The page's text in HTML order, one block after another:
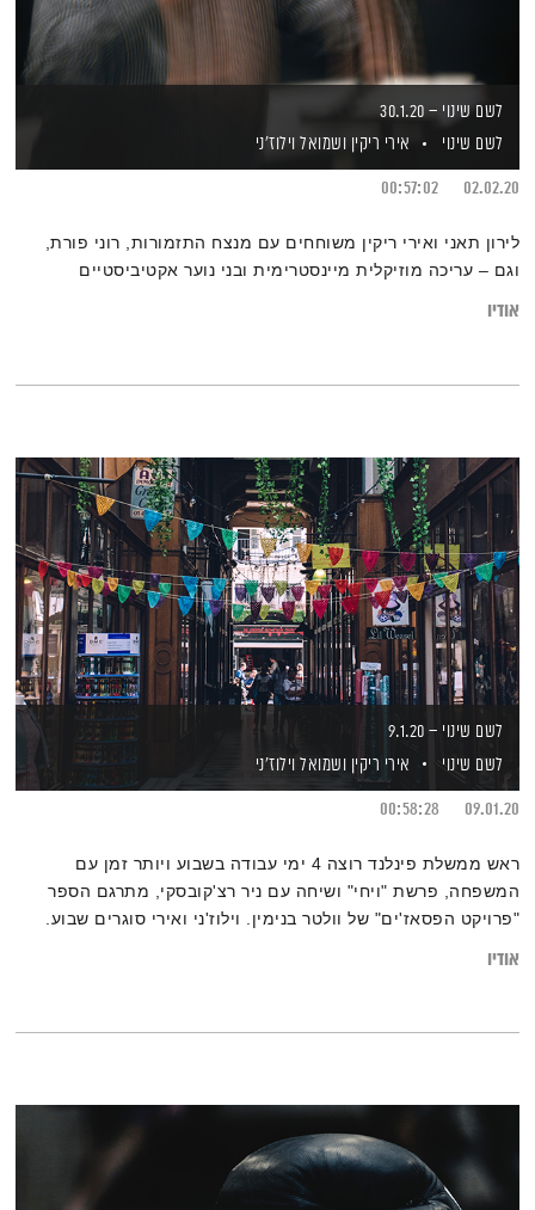
לשם שינוי – 30.1.20
לשם שינוי
אירי ריקין ושמואל וילוז'ני
02.02.20
00:57:02
לירון תאני ואירי ריקין משוחחים עם מנצח התזמורות, רוני פורת,
וגם – עריכה מוזיקלית מיינסטרימית ובני נוער אקטיביסטיים
אודיו
לשם שינוי – 9.1.20
לשם שינוי
אירי ריקין ושמואל וילוז'ני
09.01.20
00:58:28
ראש ממשלת פינלנד רוצה 4 ימי עבודה בשבוע ויותר זמן עם
המשפחה, פרשת "ויחי" ושיחה עם ניר רצ'קובסקי, מתרגם הספר
"פרויקט הפסאז'ים" של וולטר בנימין. וילוז'ני ואירי סוגרים שבוע.
אודיו